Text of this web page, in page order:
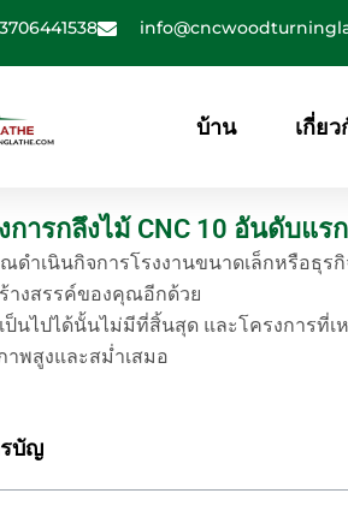
บ้าน เกี่ย
การกลึงไม้ CNC 10 อันดับแ
ดำเนินกิจการโรงงานขนาดเล็กหรือธุรกิ
างสรรค์ของคุณอีกด้วย
ป็นไปได้นั้นไม่มีที่สิ้นสุด และโครงการที่
พสูงและสม่ำเสมอ
บัญ